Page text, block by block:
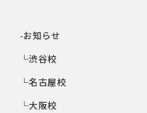
-お知らせ
└渋谷校
└名古屋校
└大阪校